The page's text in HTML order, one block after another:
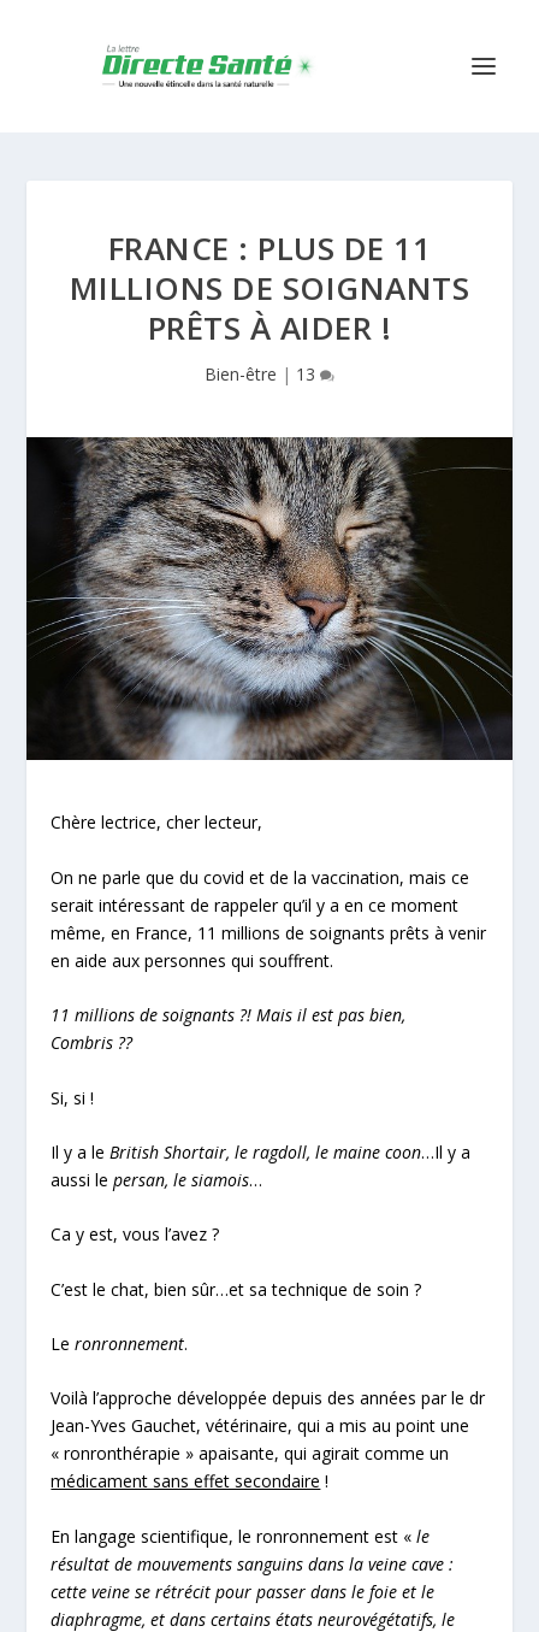
FRANCE : PLUS DE 11
MILLIONS DE SOIGNANTS
PRÊTS À AIDER !
Bien-être | 13
Chère lectrice, cher lecteur,
On ne parle que du covid et de la vaccination, mais ce
serait intéressant de rappeler qu’il y a en ce moment
même, en France, 11 millions de soignants prêts à venir
en aide aux personnes qui souffrent.
11 millions de soignants ?! Mais il est pas bien,
Combris ??
Si, si !
Il y a leBritish Shortair, le ragdoll, le maine coon…Il y a
aussi lepersan, le siamois…
Ca y est, vous l’avez ?
C’est le chat, bien sûr…et sa technique de soin ?
Leronronnement.
Voilà l’approche développée depuis des années par le dr
Jean-Yves Gauchet, vétérinaire, qui a mis au point une
« ronronthérapie » apaisante, qui agirait comme un
médicament sans effet secondaire !
En langage scientifique, le ronronnement est «le
résultat de mouvements sanguins dans la veine cave :
cette veine se rétrécit pour passer dans le foie et le
diaphragme, et dans certains états neurovégétatifs, le